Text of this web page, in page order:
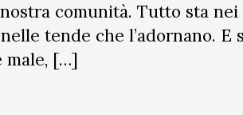
comunità. Tutto sta
tende che l’adornano. E
male, […]